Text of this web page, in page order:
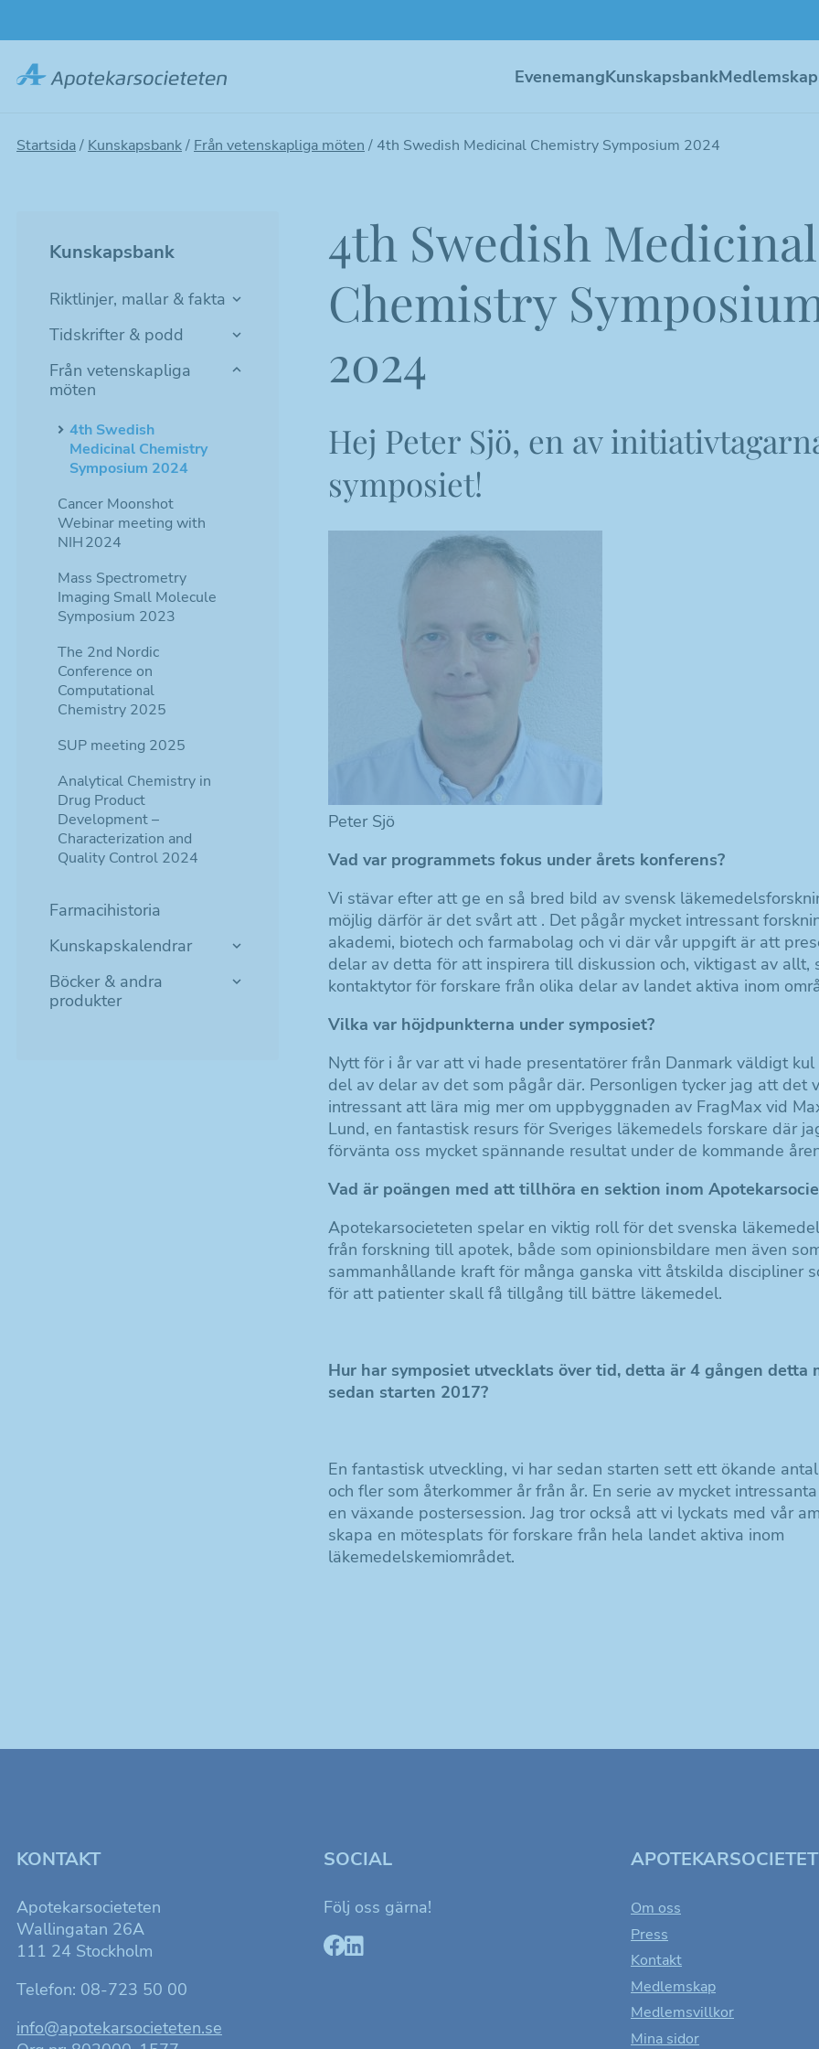
EvenemangKunskapsbankMedlemskap
Startsida/ Kunskapsbank/ Från vetenskapliga möten / 4th Swedish Medicinal Chemistry Symposium 2024
Kunskapsbank
Riktlinjer, mallar & fakta
Tidskrifter & podd
Från vetenskapliga
möten
4th Swedish
Medicinal Chemistry
Symposium 2024
Cancer Moonshot
Webinar meeting with
NIH 2024
Mass Spectrometry
Imaging Small Molecule
Symposium 2023
The 2nd Nordic
Conference on
Computational
Chemistry 2025
SUP meeting 2025
Analytical Chemistry in
Drug Product
Development –
Characterization and
Quality Control 2024
Farmacihistoria
Kunskapskalendrar
Böcker & andra
produkter
4th Swedish Medicinal
Chemistry
2024
Hej Peter Sjö, en av
symposiet!
Peter Sjö
Vad var programmets fokus under årets konferens?
Vi stävar efter att ge en så bred bild av svensk
möjlig därför är det svårt att . Det pågår mycket intressant
akademi, biotech och farmabolag och vi där vår uppgift är att
delar av detta för att inspirera till diskussion och, viktigast av allt,
kontaktytor för forskare från olika delar av landet aktiva inom
Vilka var höjdpunkterna under symposiet?
Nytt för i år var att vi hade presentatörer från Danmark väldigt
del av delar av det som pågår där. Personligen tycker jag att det
intressant att lära mig mer om uppbyggnaden av FragMax vid
Lund, en fantastisk resurs för Sveriges läkemedels forskare där
förvänta oss mycket spännande resultat under de kommande
Vad är poängen med att tillhöra en sektion inom
Apotekarsocieteten spelar en viktig roll för det svenska
från forskning till apotek, både som opinionsbildare men även
sammanhållande kraft för många ganska vitt åtskilda discipliner
för att patienter skall få tillgång till bättre läkemedel.
Hur har symposiet utvecklats över tid, detta är 4 gången detta
sedan starten 2017?
En fantastisk utveckling, vi har sedan starten sett ett ökande
och fler som återkommer år från år. En serie av mycket
en växande postersession. Jag tror också att vi lyckats med vår
skapa en mötesplats för forskare från hela landet aktiva inom
läkemedelskemiområdet.
KONTAKT
Apotekarsocieteten
Wallingatan 26A
111 24 Stockholm
Telefon: 08-723 50 00
info@apotekarsocieteten.se
SOCIAL
Följ oss gärna!
Om oss
Press
Kontakt
Medlemskap
Medlemsvillkor
Mina sidor
Nödvändiga
Dessa kakor
går inte att
välja bort. De
behövs för att